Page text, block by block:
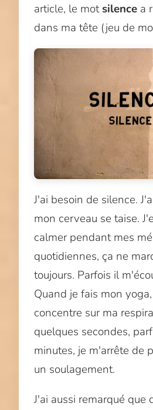
article, le motsilencea
dans ma tête (jeu de
J'ai besoin de silence.
mon cerveau se taise.
calmer pendant mes
quotidiennes, ça ne
toujours. Parfois il
Quand je fais mon
concentre sur ma
quelques secondes,
minutes, je m'arrête de
un soulagement.
J'ai aussi remarqué que